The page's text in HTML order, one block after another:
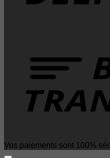
Vos paiements sont 100%